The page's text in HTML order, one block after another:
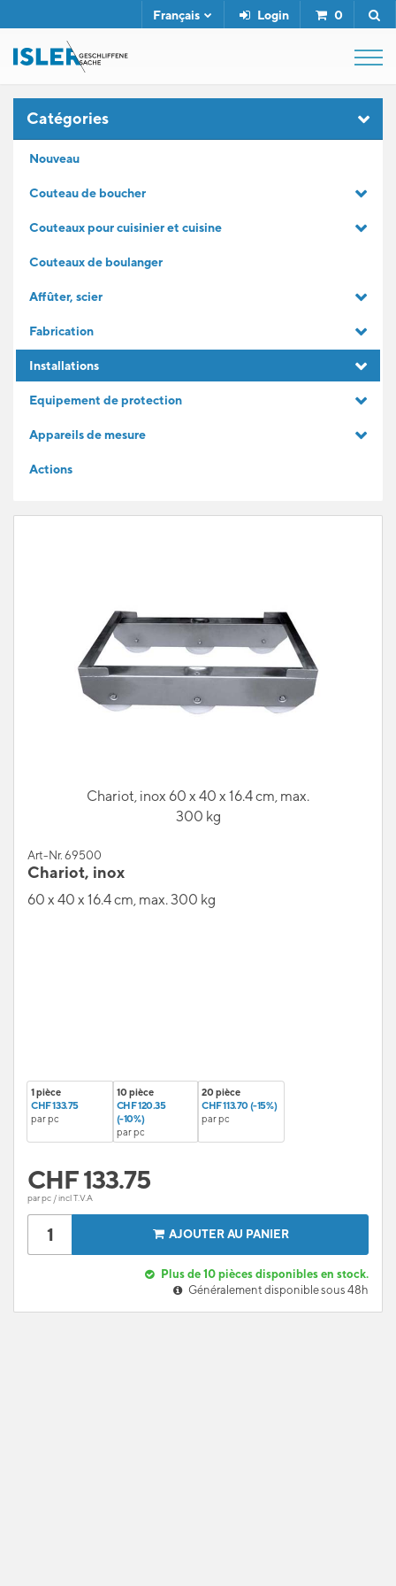
Login 0
Français
SERVICE
Catégories
Nouveau
Couteau de boucher
Couteaux pour cuisinier et cuisine
Couteaux de boulanger
Affûter, scier
Fabrication
Installations
Equipement de protection
Appareils de mesure
Actions
Chariot, inox 60 x 40 x 16.4 cm, max.
300 kg
Art-Nr. 69500
Chariot, inox
60 x 40 x 16.4 cm, max. 300 kg
1 pièce
CHF 133.75
par pc
10 pièce
CHF 120.35
(-10%)
par pc
20 pièce
CHF 113.70 (-15%)
par pc
CHF133.75
par pc / incl T.V.A
AJOUTER AU PANIER
Plus de 10 pièces disponibles en stock.
Généralement disponible sous 48h